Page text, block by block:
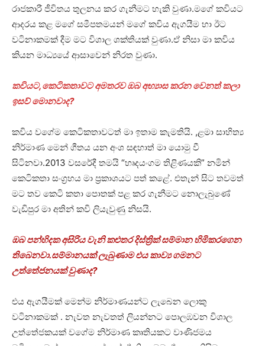
රාජකාරී ජීවිතය තුලනය කර ගැනීමට හැකි වුණා.මගේ කවියට
ආදරය කළ මගේ සමීපතමයන් මගේ කවිය ඇගයීම හා ඊට
වටිනාකමක්‌ දීම මට විශාල ශක්තියක් වුණා.ඒ නිසා මා කවිය
කියන මාධ්‍යයේ ආසාවෙන් නිරත වුණා.
කවියට,කෙටිකතාවට අමතරව ඔබ අභ්‍යාස කරන වෙනත් කලා
ඉසව් මොනවාද?
කවිය වගේම කෙටිකතාවටත් මා ඉතාම කැමතියි. ,ළමා සාහිත්‍ය
නිර්මාණ මෙන් ගීතය යන අංශ සඳහාත් මා යොමු වී
සිටිනවා.2013 වසරේදී තමයි “හෘදයංගම තිළිණයකි” නමින්
කෙටිකතා සංග්‍රහය මා ප්‍රකාශයට පත් කළේ. එතැන් සිට තවමත්
මට තව කෙටි කතා පොතක් පළ කර ගැනීමට නොලැබුණේ
වැඩිපුර මා අතින් කවි ලියැවුණු නිසයි.
ඔබ පන්හිදක අසිරිය වැනි කළුතර දිස්ත්‍රික් සම්මාන හිමිකරගෙන
තිබෙනවා.සම්මානයක් ලැබුණාම එය කාව්‍ය ගමනට
උත්තේජනයක් වුණාද?
එය ඇගයීමක් මෙන්ම නිර්මාණයන්ට ලැබෙන ලොකු
වටිනාකමක්‌ . නැවත නැවතත් ලියන්නට පොලඹවන විශාල
උත්තේජකයක් වගේම නිර්මාණ කෘතියකට වාණිජමය